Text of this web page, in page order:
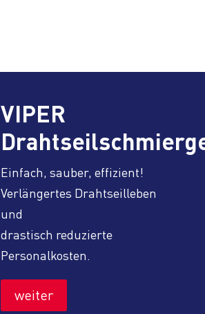
VIPER
Einfach, sauber, effizient!
Verlängertes Drahtseilleben
und
drastisch reduzierte
Personalkosten.
weiter